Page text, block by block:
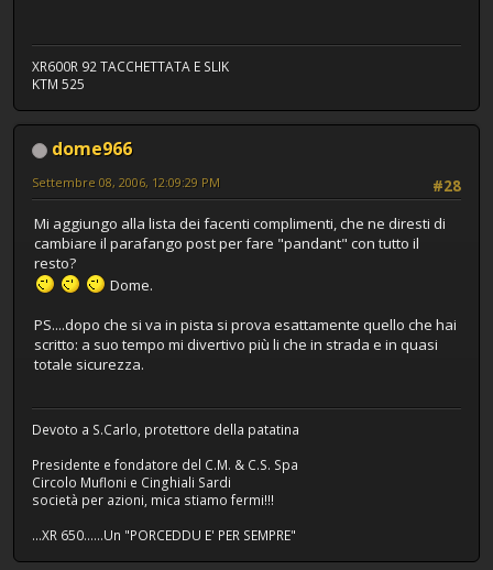
XR600R 92 TACCHETTATA E SLIK
KTM 525
dome966
#28
Settembre 08, 2006, 12:09:29 PM
Mi aggiungo alla lista dei facenti complimenti, che ne diresti di
cambiare il parafango post per fare "pandant" con tutto il
resto?
Dome.
PS....dopo che si va in pista si prova esattamente quello che hai
scritto: a suo tempo mi divertivo più li che in strada e in quasi
totale sicurezza.
Devoto a S.Carlo, protettore della patatina
Presidente e fondatore del C.M. & C.S. Spa
Circolo Mufloni e Cinghiali Sardi
società per azioni, mica stiamo fermi!!!
...XR 650......Un "PORCEDDU E' PER SEMPRE"